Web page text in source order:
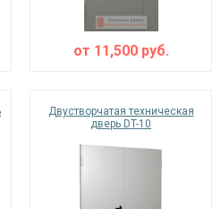
от 11,500руб.
Двустворчатая техническая
дверь DT-10